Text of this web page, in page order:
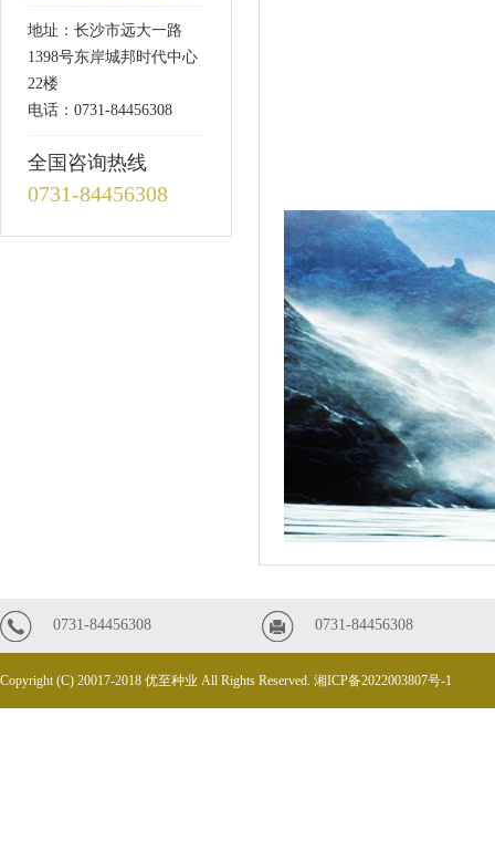
地址：长沙市远大一路
1398号东岸城邦时代中心
22楼
电话：0731-84456308
全国咨询热线
0731-84456308
0731-84456308 0731-84456308
Copyright (C) 20017-2018 优至种业 All Rights Reserved. 湘ICP备2022003807号-1